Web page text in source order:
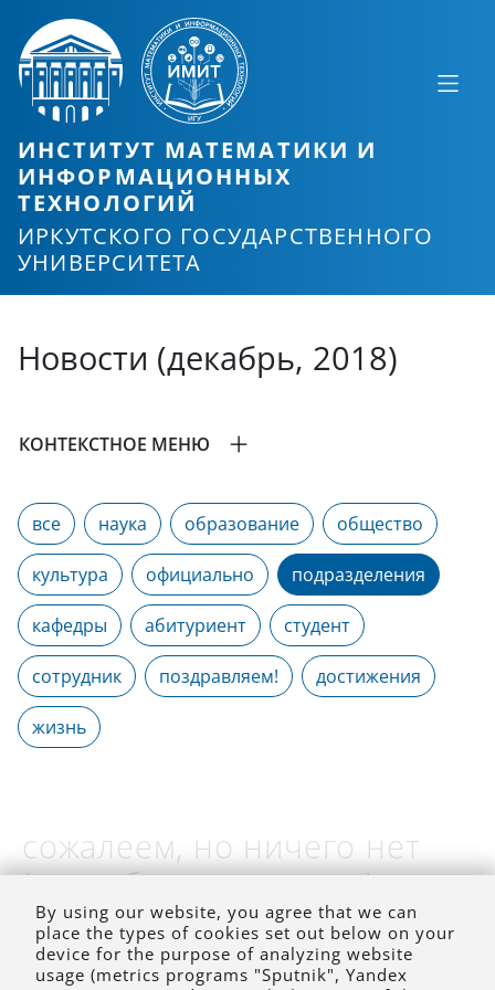
ИНСТИТУТ МАТЕМАТИКИ И
ИНФОРМАЦИОННЫХ
ТЕХНОЛОГИЙ
ИРКУТСКОГО ГОСУДАРСТВЕННОГО
УНИВЕРСИТЕТА
Новости (декабрь, 2018)
КОНТЕКСТНОЕ МЕНЮ
все наука образование общество
культура официально подразделения
кафедры абитуриент студент
сотрудник поздравляем! достижения
жизнь
сожалеем, но ничего нет
(на выбранное время)
By using our website, you agree that we can
place the types of cookies set out below on your
device for the purpose of analyzing website
usage (metrics programs "Sputnik", Yandex